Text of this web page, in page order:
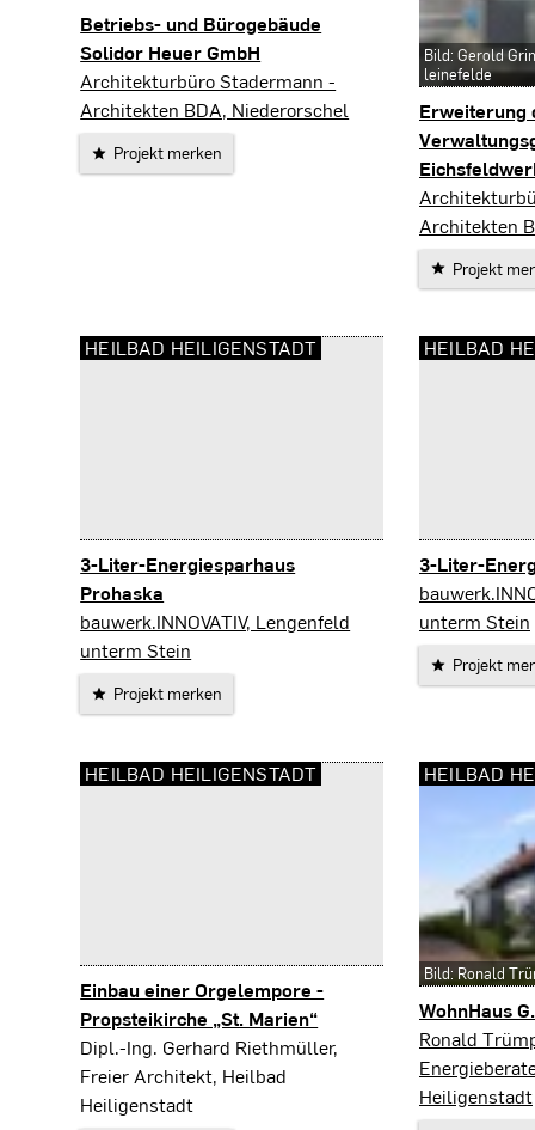
Betriebs- und Bürogebäude
Solidor Heuer GmbH
Heilbad Heiligenstadt
Architekturbüro Stadermann -
Architekten BDA, Niederorschel
Projekt merken
Erweiterung
Heilbad
Architekten
Projekt
Bild: Gerold
leinefelde
3-Liter-Energiesparhaus
Prohaska
Heilbad Heiligenstadt
bauwerk.INNOVATIV, Lengenfeld
unterm Stein
Projekt merken
HEILBAD HEILIGENSTADT
3-Liter-
Heilbad
unterm Stein
Projekt
HEILBAD
Einbau einer Orgelempore -
Propsteikirche „St. Marien“
Heilbad Heiligenstadt
Dipl.-Ing. Gerhard Riethmüller,
Freier Architekt, Heilbad
Heiligenstadt
HEILBAD HEILIGENSTADT
WohnHaus G.
Heilbad
Ronald
Heiligenstadt
HEILBAD
Bild: Ronald